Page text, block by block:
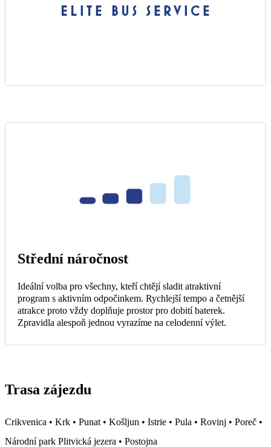
Střední náročnost
Ideální volba pro všechny, kteří chtějí sladit atraktivní
program s aktivním odpočinkem. Rychlejší tempo a četnější
atrakce proto vždy doplňuje prostor pro dobití baterek.
Zpravidla alespoň jednou vyrazíme na celodenní výlet.
Trasa zájezdu
Crikvenica • Krk • Punat • Košljun • Istrie • Pula • Rovinj • Poreč •
Národní park Plitvická jezera • Postojna